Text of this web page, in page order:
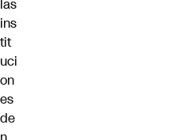
las
ins
tit
uci
on
es
de